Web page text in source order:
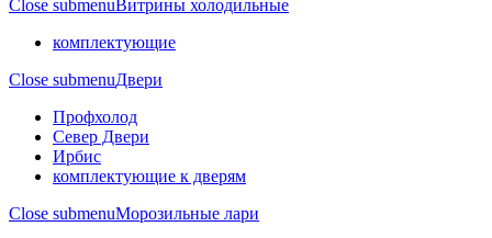
Close submenuВитрины холодильные
комплектующие
Close submenuДвери
Профхолод
Север Двери
Ирбис
комплектующие к дверям
Close submenuМорозильные лари